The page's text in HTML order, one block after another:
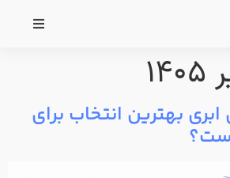
بهترین انتخاب برای